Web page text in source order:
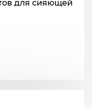
для сияющей